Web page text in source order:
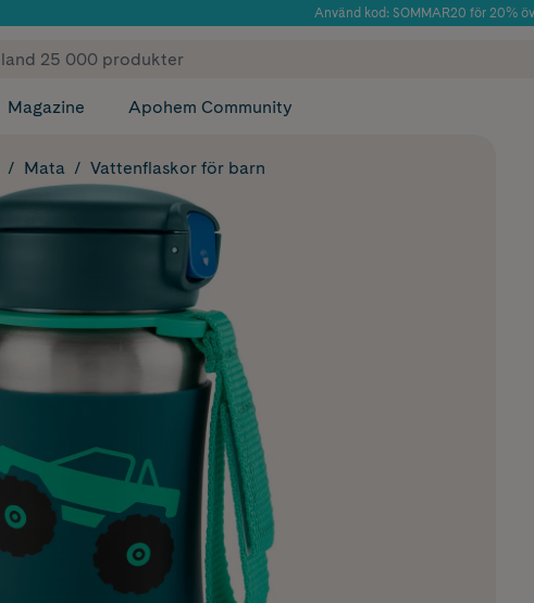
Använd kod: SOMMAR20 för 20%
✓ Fri frakt
Magazine Apohem Community
Mata Vattenflaskor för barn